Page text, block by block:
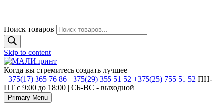
Поиск товаров
Skip to content
Когда вы стремитесь создать лучшее
+375(17) 365 76 86 +375(29) 355 51 52 +375(25) 755 51 52 ПН-
ПТ с 9:00 до 18:00 | CБ-ВС - выходной
Primary Menu